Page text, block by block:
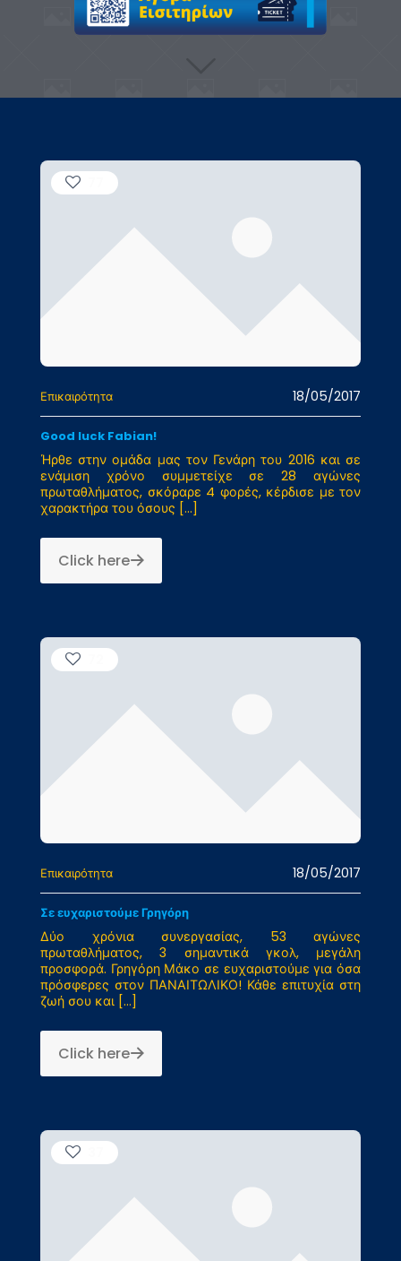
Επικαιρότητα 18/05/2017
Good luck Fabian!
Ήρθε στην ομάδα μας τον Γενάρη του 2016 και σε
ενάμιση χρόνο συμμετείχε σε 28 αγώνες
πρωταθλήματος, σκόραρε 4 φορές, κέρδισε με τον
χαρακτήρα του όσους […]
Click here
Επικαιρότητα 18/05/2017
Σε ευχαριστούμε Γρηγόρη
Δύο χρόνια συνεργασίας, 53 αγώνες
πρωταθλήματος, 3 σημαντικά γκολ, μεγάλη
προσφορά. Γρηγόρη Μάκο σε ευχαριστούμε για όσα
πρόσφερες στον ΠΑΝΑΙΤΩΛΙΚΟ! Κάθε επιτυχία στη
ζωή σου και […]
Click here